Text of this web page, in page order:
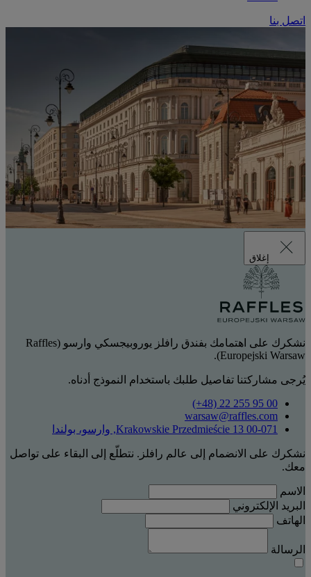
اتصل بنا
إغلاق
نشكرك على اهتمامك بفندق رافلز يوروبيجسكي وارسو (Raffles
Europejski Warsaw).
يُرجى مشاركتنا تفاصيل طلبك باستخدام النموذج أدناه.
‎(+48) 22 255 95 00‏
warsaw@raffles.com
Krakowskie Przedmieście 13 00-071, وارسو، بولندا
نشكرك على الانضمام إلى عالم رافلز. نتطلّع إلى البقاء على تواصل
معك.
الاسم
البريد الإلكتروني
الهاتف
الرسالة